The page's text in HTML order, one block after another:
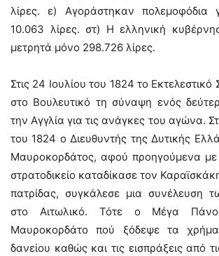
λίρες. ε) Αγοράστηκαν πολεμοφόδια
10.063 λίρες. στ) Η ελληνική
μετρητά μόνο 298.726 λίρες.
Στις 24 Ιουλίου του 1824 το
στο Βουλευτικό τη σύναψη ενός
την Αγγλία για τις ανάγκες του αγώνα.
του 1824 ο Διευθυντής της Δυτικής
Μαυροκορδάτος, αφού προηγούμενα με
στρατοδικείο καταδίκασε τον
πατρίδας, συγκάλεσε μια συνέλευση
στο Αιτωλικό. Τότε ο Μέγα
Μαυροκορδάτο πού ξόδεψε τα
δανείου καθώς και τις εισπράξεις από